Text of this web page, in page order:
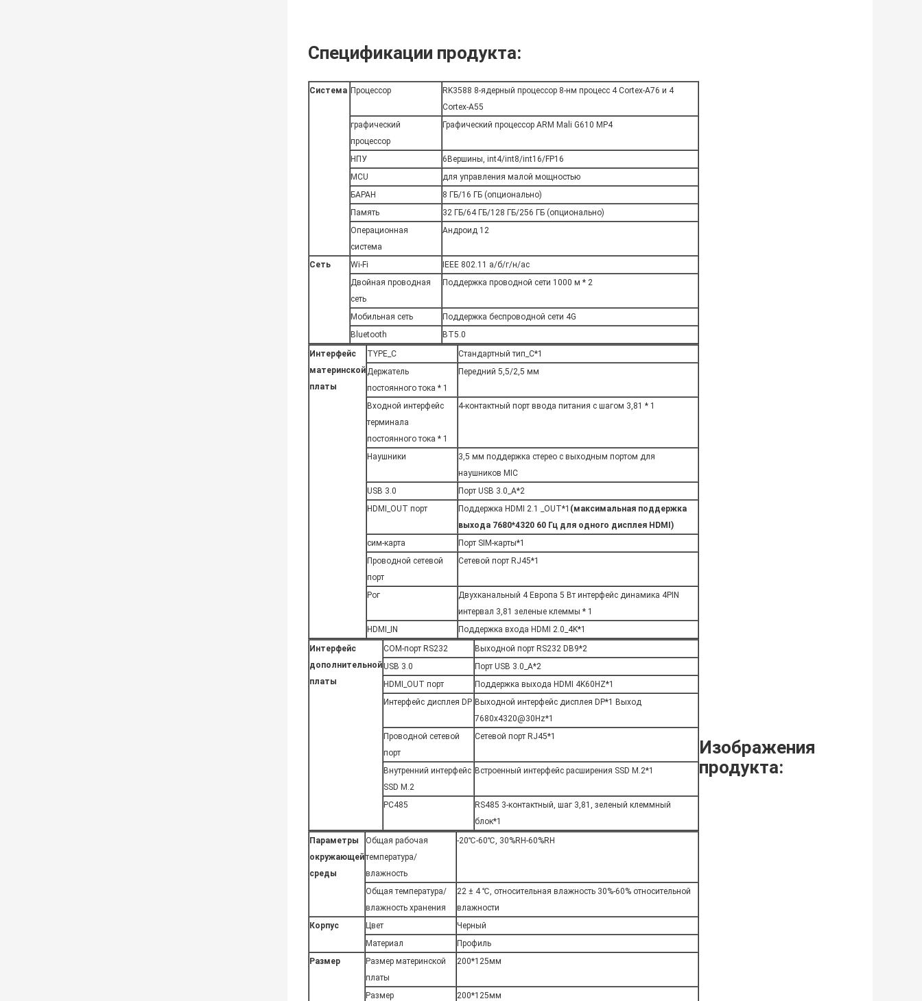
Спецификации продукта:
Система Процессор
RK3588 8-ядерный процессор 8-нм процесс 4 Cortex-A76 и 4
Cortex-A55
графический
процессор
Графический процессор ARM Mali G610 MP4
НПУ
6Вершины, int4/int8/int16/FP16
MCU
для управления малой мощностью
БАРАН
8 ГБ/16 ГБ (опционально)
Память
32 ГБ/64 ГБ/128 ГБ/256 ГБ (опционально)
Операционная
система
Андроид 12
Сеть Wi-Fi
IEEE 802.11 а/б/г/н/ас
Двойная проводная
сеть
Поддержка проводной сети 1000 м * 2
Мобильная сеть
Поддержка беспроводной сети 4G
Bluetooth
BT5.0
Интерфейс
материнской
платы
TYPE_C
Стандартный тип_C*1
Держатель
постоянного тока * 1
Передний 5,5/2,5 мм
Входной интерфейс
терминала
постоянного тока * 1
4-контактный порт ввода питания с шагом 3,81 * 1
Наушники
3,5 мм поддержка стерео с выходным портом для
наушников MIC
USB 3.0
Порт USB 3.0_A*2
HDMI_OUT порт
Поддержка HDMI 2.1 _OUT*1 (максимальная поддержка
выхода 7680*4320 60 Гц для одного дисплея HDMI)
сим-карта
Порт SIM-карты*1
Проводной сетевой
порт
Сетевой порт RJ45*1
Рог
Двухканальный 4 Европа 5 Вт интерфейс динамика 4PIN
интервал 3,81 зеленые клеммы * 1
HDMI_IN
Поддержка входа HDMI 2.0_4K*1
Интерфейс
дополнительной
платы
COM-порт RS232
Выходной порт RS232 DB9*2
USB 3.0
Порт USB 3.0_A*2
HDMI_OUT порт
Поддержка выхода HDMI 4K60HZ*1
Интерфейс дисплея DP Выходной интерфейс дисплея DP*1 Выход
7680x4320@30Hz*1
Проводной сетевой
порт
Сетевой порт RJ45*1
Внутренний интерфейс
SSD M.2
Встроенный интерфейс расширения SSD M.2*1
РС485
RS485 3-контактный, шаг 3,81, зеленый клеммный
блок*1
Параметры
окружающей
среды
Общая рабочая
температура/
влажность
-20℃-60℃, 30%RH-60%RH
Общая температура/
влажность хранения
22 ± 4 ℃, относительная влажность 30%-60% относительной
влажности
Корпус
Цвет
Черный
Материал
Профиль
Размер
Размер материнской
платы
200*125мм
Размер 200*125мм
Изображения
продукта: